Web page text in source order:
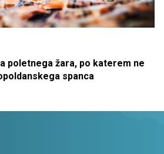
poletnega žara, po katerem ne
spanca